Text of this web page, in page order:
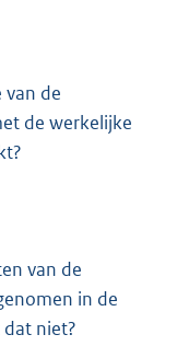
de
de werkelijke
van de
in de
niet?